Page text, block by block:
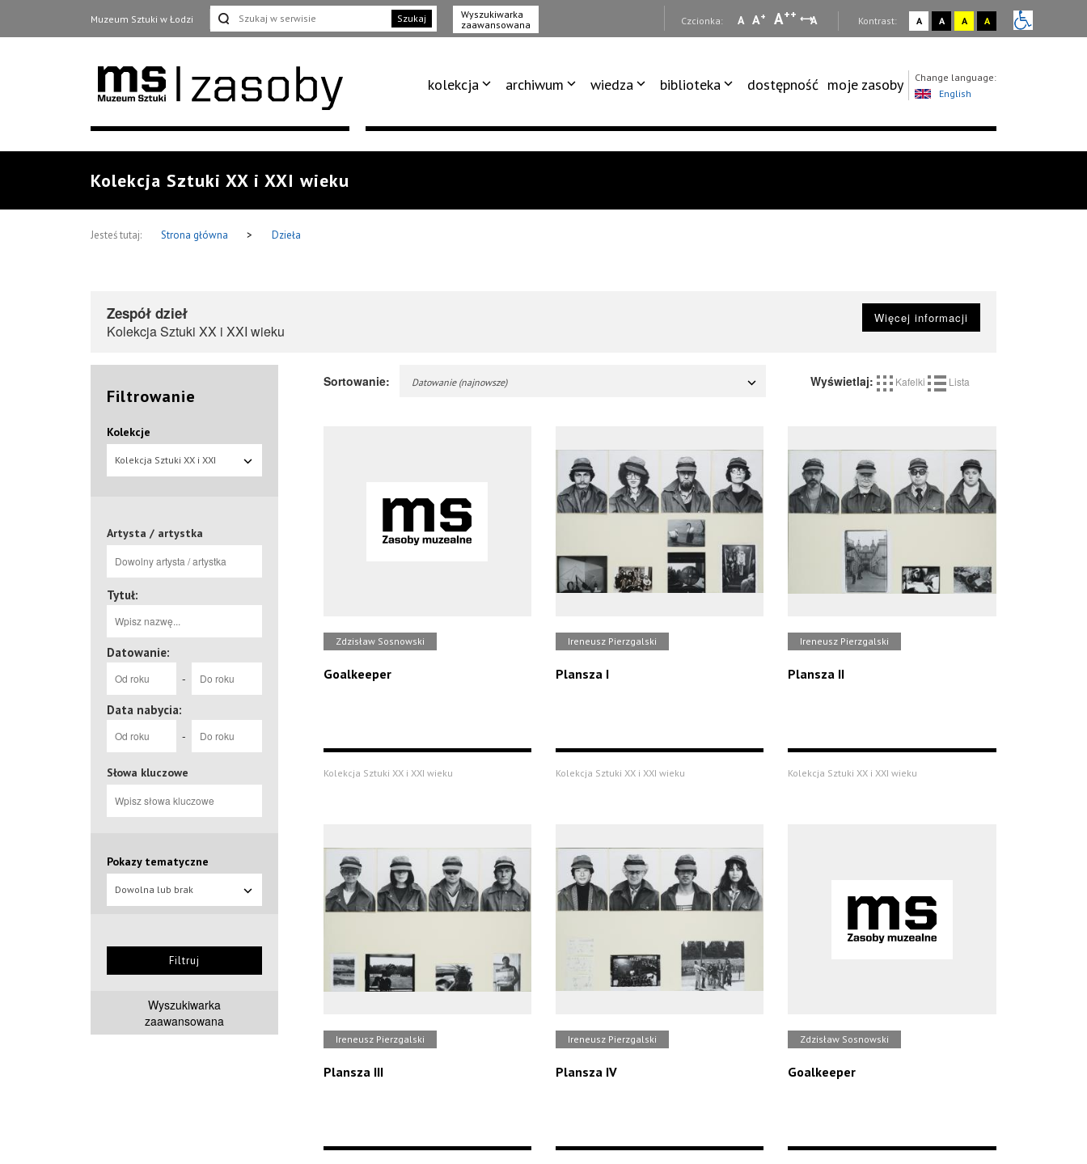
Muzeum Sztuki w Łodzi Szukaj
Wyszukiwarka
zaawansowana
Czcionka: A A+ A++ A Kontrast: A A A A
kolekcja archiwum wiedza biblioteka dostępność moje zasoby
Change language:
English
Kolekcja Sztuki XX i XXI wieku
Jesteś tutaj: Strona główna > Dzieła
Zespół dzieł
Kolekcja Sztuki XX i XXI wieku
Więcej informacji
Filtrowanie
Kolekcje
Kolekcja Sztuki XX i XXI
Artysta / artystka
Tytuł:
Datowanie:
-
Data nabycia:
-
Słowa kluczowe
Pokazy tematyczne
Dowolna lub brak
Filtruj
Wyszukiwarka
zaawansowana
Sortowanie: Datowanie (najnowsze) Wyświetlaj: Kafelki Lista
Zdzisław Sosnowski
Goalkeeper
Kolekcja Sztuki XX i XXI wieku
Ireneusz Pierzgalski
Plansza I
Kolekcja Sztuki XX i XXI wieku
Ireneusz Pierzgalski
Plansza II
Kolekcja Sztuki XX i XXI wieku
Ireneusz Pierzgalski
Plansza III
Ireneusz Pierzgalski
Plansza IV
Zdzisław Sosnowski
Goalkeeper